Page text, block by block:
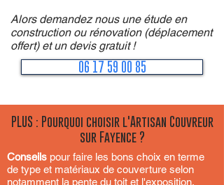
Alors demandez nous une étude en
construction ou rénovation (déplacement
offert) et un devis gratuit !
06 17 59 00 85
PLUS : Pourquoi choisir l'Artisan Couvreur
sur Fayence ?
Conseils pour faire les bons choix en terme
de type et matériaux de couverture selon
notamment la pente du toit et l'exposition,